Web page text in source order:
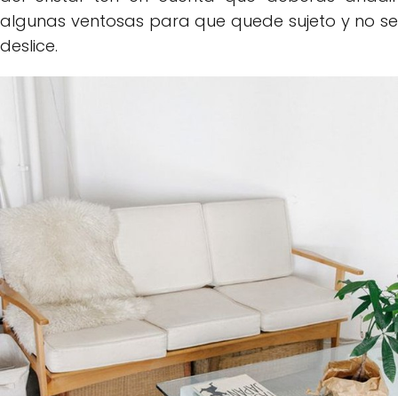
algunas ventosas para que quede sujeto y no se
deslice.